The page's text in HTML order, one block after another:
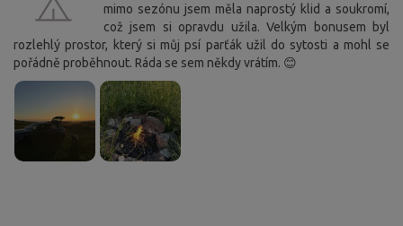
mimo sezónu jsem měla naprostý klid a soukromí,
což jsem si opravdu užila. Velkým bonusem byl
rozlehlý prostor, který si můj psí parťák užil do sytosti a mohl se
pořádně proběhnout. Ráda se sem někdy vrátím. 😊